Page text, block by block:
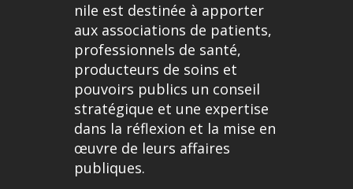
nile est destinée à apporter
aux associations de patients,
professionnels de santé,
producteurs de soins et
pouvoirs publics un conseil
stratégique et une expertise
dans la réflexion et la mise en
œuvre de leurs affaires
publiques.